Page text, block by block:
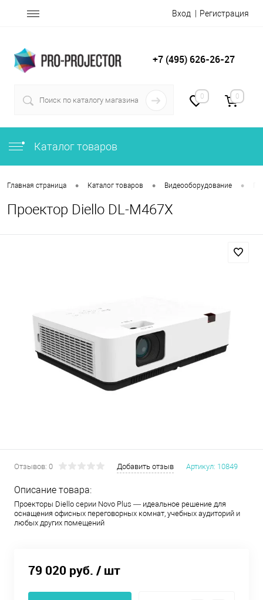
Вход Регистрация
+7 (495) 626-26-27
0 0
Каталог товаров
Главная страница • Каталог товаров • Видеооборудование •
Проектор Diello DL-M467X
Отзывов: 0 Добавить отзыв Артикул: 10849
Описание товара:
Проекторы Diello серии Novo Plus — идеальное решение для
оснащения офисных переговорных комнат, учебных аудиторий и
любых других помещений
79 020 руб. / шт